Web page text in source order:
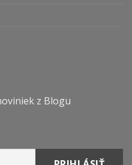
z Blogu